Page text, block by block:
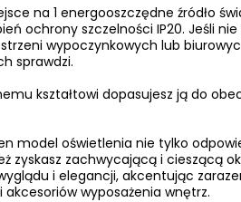
na 1 energooszczędne źródło
ochrony szczelności IP20. Jeśli
wypoczynkowych lub
sprawdzi.
kształtowi dopasujesz ją do
model oświetlenia nie tylko
zyskasz zachwycającą i cieszącą
i elegancji, akcentując
akcesoriów wyposażenia wnętrz.